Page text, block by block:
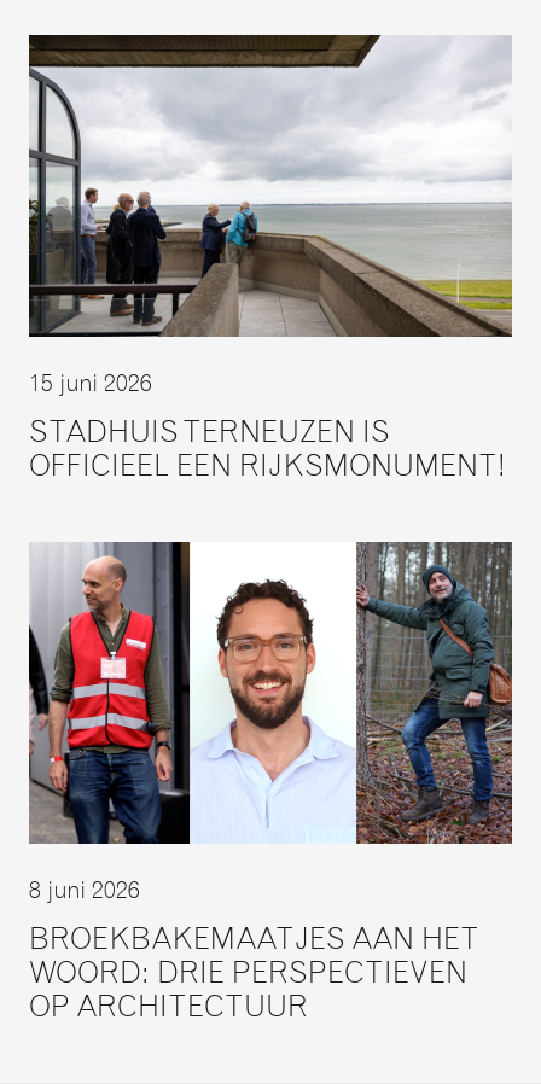
15 juni 2026
STADHUIS TERNEUZEN IS
OFFICIEEL EEN RIJKSMONUMENT!
8 juni 2026
BROEKBAKEMAATJES AAN HET
WOORD: DRIE PERSPECTIEVEN
OP ARCHITECTUUR